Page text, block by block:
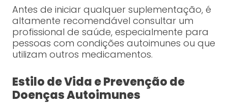
Antes de iniciar qualquer suplementação, é
altamente recomendável consultar um
profissional de saúde, especialmente para
pessoas com condições autoimunes ou que
utilizam outros medicamentos.
Estilo de Vida e Prevenção de
Doenças Autoimunes